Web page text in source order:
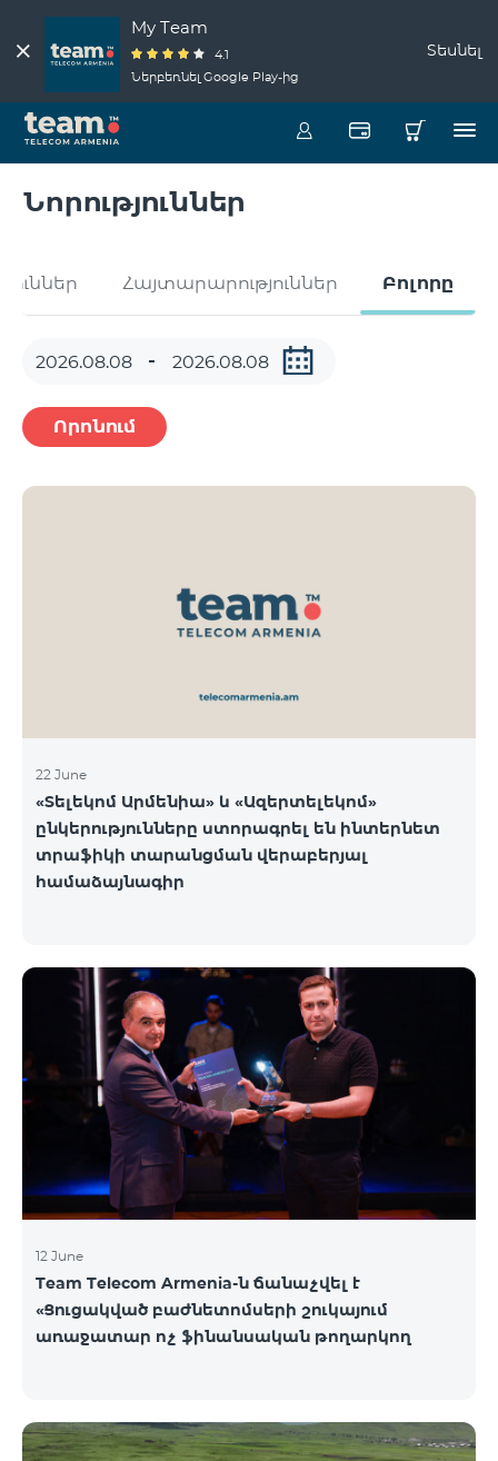
My Team
4.1
Ներբեռնել Google Play-ից
Տեսնել
Նորություններ
Հայտարարություններ Բոլորը
Որոնում
22 June
«Տելեկոմ Արմենիա» և «Ազերտելեկոմ»
ընկերությունները ստորագրել են ինտերնետ
տրաֆիկի տարանցման վերաբերյալ
համաձայնագիր
12 June
Team Telecom Armenia-ն ճանաչվել է
«Ցուցակված բաժնետոմսերի շուկայում
առաջատար ոչ ֆինանսական թողարկող